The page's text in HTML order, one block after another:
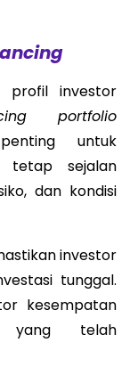
profil investor
portfolio
untuk
tetap sejalan
dan kondisi
investor
tunggal.
kesempatan
yang telah